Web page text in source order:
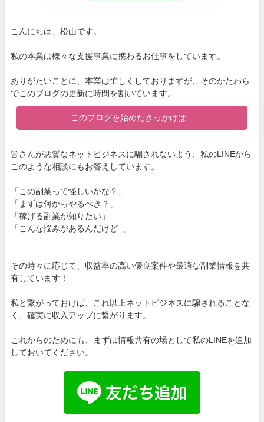
こんにちは、松山です。
私の本業は様々な支援事業に携わるお仕事をしています。
ありがたいことに、本業は忙しくしておりますが、そのかたわら
でこのブログの更新に時間を割いています。
このブログを始めたきっかけは...
皆さんが悪質なネットビジネスに騙されないよう、私のLINEから
このような相談にもお答えしています。
「この副業って怪しいかな？」
「まずは何からやるべき？」
「稼げる副業が知りたい」
「こんな悩みがあるんだけど..」
その時々に応じて、収益率の高い優良案件や最適な副業情報を共
有しています！
私と繋がっておけば、これ以上ネットビジネスに騙されることな
く、確実に収入アップに繋がります。
これからのためにも、まずは情報共有の場として私のLINEを追加
しておいてください。